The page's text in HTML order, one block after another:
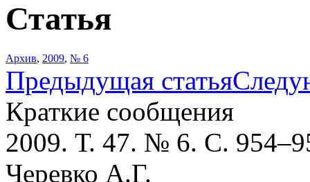
Статья
Архив, 2009, № 6
Предыдущая статья
Краткие сообщения
2009. Т. 47. № 6. С.
Черевко А.Г.